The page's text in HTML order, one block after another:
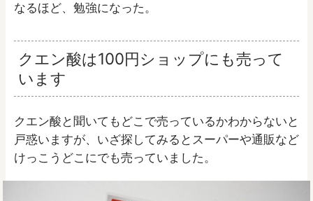
なるほど、勉強になった。
クエン酸は100円ショップにも売って
います
クエン酸と聞いてもどこで売っているかわからないと
戸惑いますが、いざ探してみるとスーパーや通販など
けっこうどこにでも売っていました。